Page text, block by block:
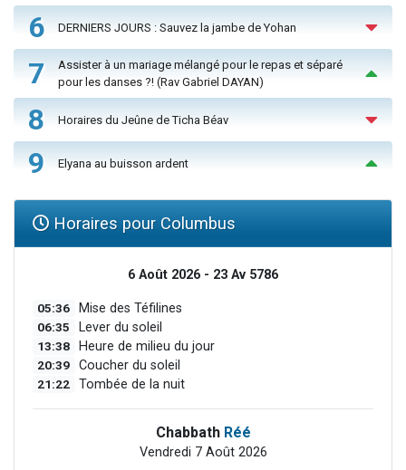
6 DERNIERS JOURS : Sauvez la jambe de Yohan
7
Assister à un mariage mélangé pour le repas et séparé
pour les danses ?! (Rav Gabriel DAYAN)
8 Horaires du Jeûne de Ticha Béav
9 Elyana au buisson ardent
Horaires pour Columbus
6 Août 2026 - 23 Av 5786
05:36 Mise des Téfilines
06:35 Lever du soleil
13:38 Heure de milieu du jour
20:39 Coucher du soleil
21:22 Tombée de la nuit
Chabbath Réé
Vendredi 7 Août 2026